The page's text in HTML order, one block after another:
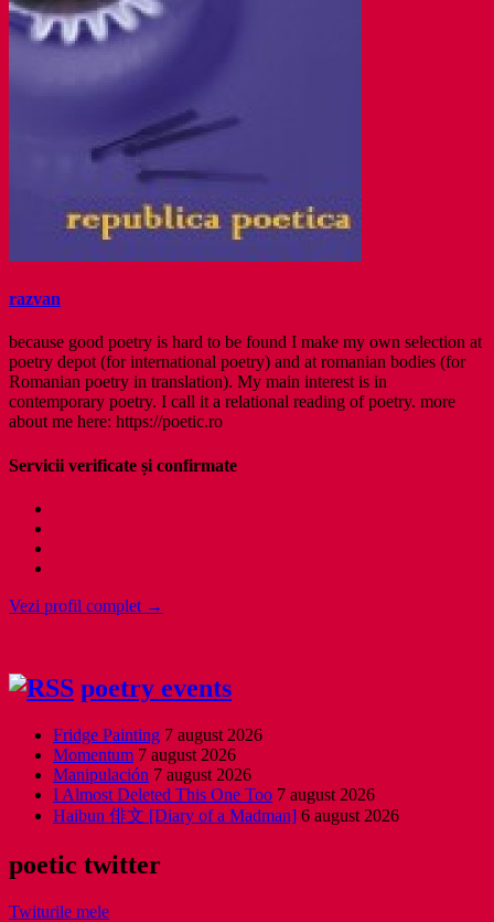
razvan
because good poetry is hard to be found I make my own selection at
poetry depot (for international poetry) and at romanian bodies (for
Romanian poetry in translation). My main interest is in
contemporary poetry. I call it a relational reading of poetry. more
about me here: https://poetic.ro
Servicii verificate și confirmate
Vezi profil complet →
poetry events
Fridge Painting 7 august 2026
Momentum 7 august 2026
Manipulación 7 august 2026
I Almost Deleted This One Too 7 august 2026
Haibun 俳文 [Diary of a Madman] 6 august 2026
poetic twitter
Twiturile mele